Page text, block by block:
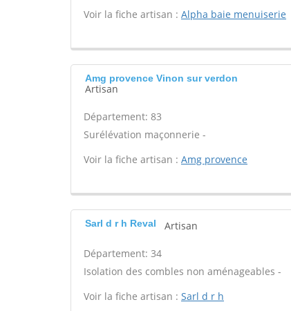
Voir la fiche artisan : Alpha baie menuiserie
Amg provence Vinon sur verdon
Artisan
Département: 83
Surélévation maçonnerie -
Voir la fiche artisan : Amg provence
Sarl d r h Reval Artisan
Département: 34
Isolation des combles non aménageables -
Voir la fiche artisan : Sarl d r h